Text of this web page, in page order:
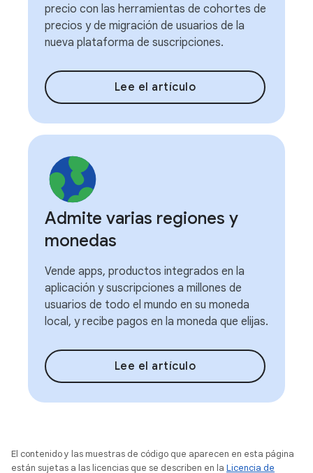
precio con las herramientas de cohortes de
precios y de migración de usuarios de la
nueva plataforma de suscripciones.
Lee el artículo
Admite varias regiones y
monedas
Vende apps, productos integrados en la
aplicación y suscripciones a millones de
usuarios de todo el mundo en su moneda
local, y recibe pagos en la moneda que elijas.
Lee el artículo
El contenido y las muestras de código que aparecen en esta página
están sujetas a las licencias que se describen en la Licencia de